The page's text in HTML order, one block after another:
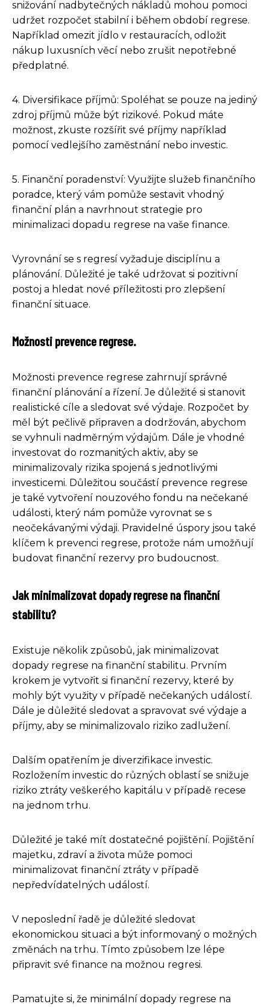
snižování nadbytečných nákladů mohou pomoci
udržet rozpočet stabilní i během období regrese.
Například omezit jídlo v restauracích, odložit
nákup luxusních věcí nebo zrušit nepotřebné
předplatné.
4. Diversifikace příjmů: Spoléhat se pouze na jediný
zdroj příjmů může být rizikové. Pokud máte
možnost, zkuste rozšířit své příjmy například
pomocí vedlejšího zaměstnání nebo investic.
5. Finanční poradenství: Využijte služeb finančního
poradce, který vám pomůže sestavit vhodný
finanční plán a navrhnout strategie pro
minimalizaci dopadu regrese na vaše finance.
Vyrovnání se s regresí vyžaduje disciplínu a
plánování. Důležité je také udržovat si pozitivní
postoj a hledat nové příležitosti pro zlepšení
finanční situace.
Možnosti prevence regrese.
Možnosti prevence regrese zahrnují správné
finanční plánování a řízení. Je důležité si stanovit
realistické cíle a sledovat své výdaje. Rozpočet by
měl být pečlivě připraven a dodržován, abychom
se vyhnuli nadměrným výdajům. Dále je vhodné
investovat do rozmanitých aktiv, aby se
minimalizovaly rizika spojená s jednotlivými
investicemi. Důležitou součástí prevence regrese
je také vytvoření nouzového fondu na nečekané
události, který nám pomůže vyrovnat se s
neočekávanými výdaji. Pravidelné úspory jsou také
klíčem k prevenci regrese, protože nám umožňují
budovat finanční rezervy pro budoucnost.
Jak minimalizovat dopady regrese na finanční
stabilitu?
Existuje několik způsobů, jak minimalizovat
dopady regrese na finanční stabilitu. Prvním
krokem je vytvořit si finanční rezervy, které by
mohly být využity v případě nečekaných událostí.
Dále je důležité sledovat a spravovat své výdaje a
příjmy, aby se minimalizovalo riziko zadlužení.
Dalším opatřením je diverzifikace investic.
Rozložením investic do různých oblastí se snižuje
riziko ztráty veškerého kapitálu v případě recese
na jednom trhu.
Důležité je také mít dostatečné pojištění. Pojištění
majetku, zdraví a života může pomoci
minimalizovat finanční ztráty v případě
nepředvídatelných událostí.
V neposlední řadě je důležité sledovat
ekonomickou situaci a být informovaný o možných
změnách na trhu. Tímto způsobem lze lépe
připravit své finance na možnou regresi.
Pamatujte si, že minimální dopady regrese na